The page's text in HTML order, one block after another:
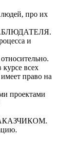
про их
и
всех
право на
проектами